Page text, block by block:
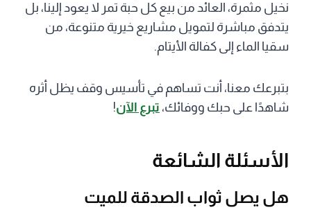
نخيل مثمرة، العائد من بيع كل حبة تمر لا يعود إلينا، بل
يتدفق مباشرة لتمويل مشاريع خيرية متنوعة، من
سقيا الماء إلى كفالة الأيتام.
بتبرعك معنا، أنت تساهم في تأسيس وقف يظل أثره
شاهدًا على حبك ووفائك، تبرع الآن!
الأسئلة الشائعة
هل يصل ثواب الصدقة للميت